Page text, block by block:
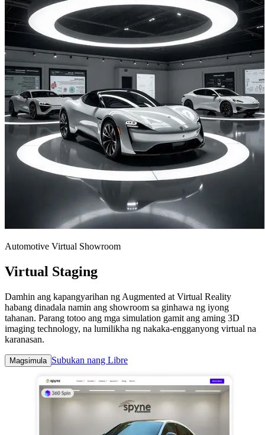
Automotive Virtual Showroom
Virtual Staging
Damhin ang kapangyarihan ng Augmented at Virtual Reality
habang dinadala namin ang showroom sa ginhawa ng iyong
tahanan. Parang totoo ang mga simulation gamit ang aming 3D
imaging technology, na lumilikha ng nakaka-engganyong virtual na
karanasan.
Magsimula Subukan nang Libre